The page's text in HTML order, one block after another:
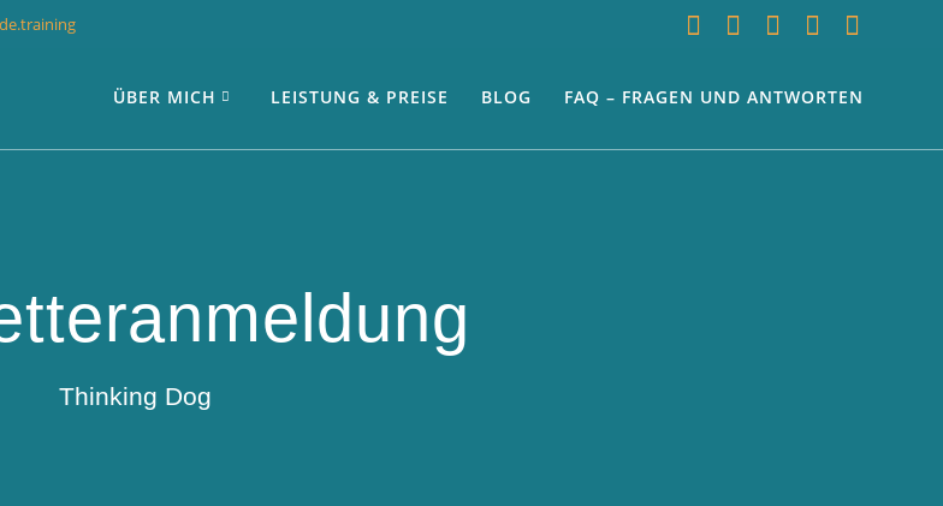
ÜBER MICH LEISTUNG & PREISE BLOG FAQ – FRAGEN UND ANTWORTEN
Thinking Dog